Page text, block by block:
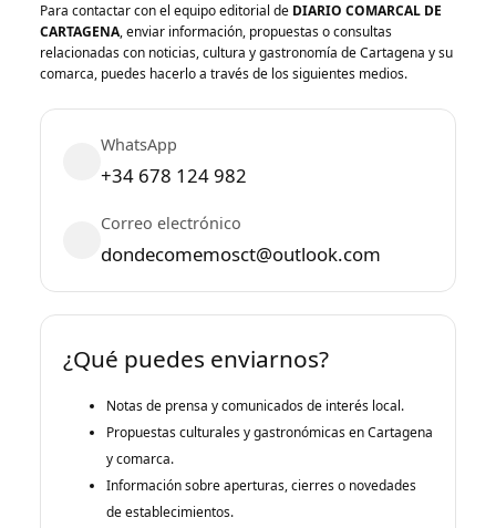
Para contactar con el equipo editorial de DIARIO COMARCAL DE
CARTAGENA, enviar información, propuestas o consultas
relacionadas con noticias, cultura y gastronomía de Cartagena y su
comarca, puedes hacerlo a través de los siguientes medios.
WhatsApp
+34 678 124 982
Correo electrónico
dondecomemosct@outlook.com
¿Qué puedes enviarnos?
Notas de prensa y comunicados de interés local.
Propuestas culturales y gastronómicas en Cartagena
y comarca.
Información sobre aperturas, cierres o novedades
de establecimientos.